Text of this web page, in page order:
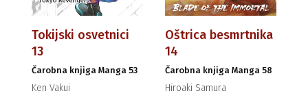
Tokijski osvetnici
13
Čarobna knjiga Manga 53
Ken Vakui
Oštrica besmrtnika
14
Čarobna knjiga Manga 58
Hiroaki Samura